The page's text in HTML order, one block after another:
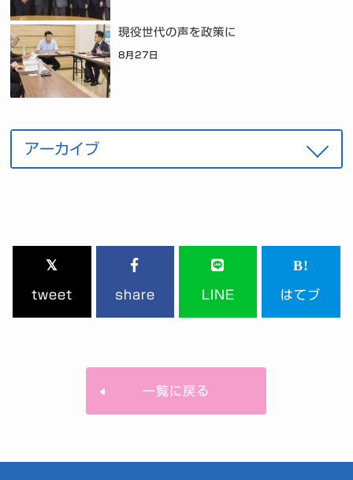
現役世代の声を政策に
8月27日
tweet share LINE はてブ
一覧に戻る